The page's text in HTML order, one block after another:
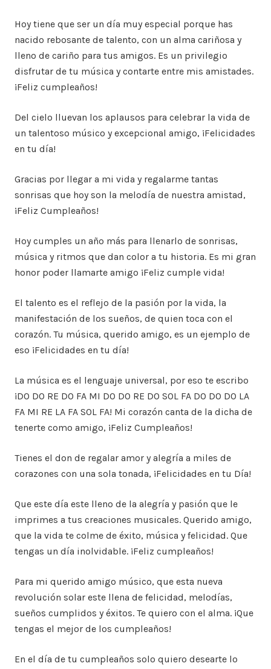
Hoy tiene que ser un día muy especial porque has
nacido rebosante de talento, con un alma cariñosa y
lleno de cariño para tus amigos. Es un privilegio
disfrutar de tu música y contarte entre mis amistades.
¡Feliz cumpleaños!
Del cielo lluevan los aplausos para celebrar la vida de
un talentoso músico y excepcional amigo, ¡Felicidades
en tu día!
Gracias por llegar a mi vida y regalarme tantas
sonrisas que hoy son la melodía de nuestra amistad,
¡Feliz Cumpleaños!
Hoy cumples un año más para llenarlo de sonrisas,
música y ritmos que dan color a tu historia. Es mi gran
honor poder llamarte amigo ¡Feliz cumple vida!
El talento es el reflejo de la pasión por la vida, la
manifestación de los sueños, de quien toca con el
corazón. Tu música, querido amigo, es un ejemplo de
eso ¡Felicidades en tu día!
La música es el lenguaje universal, por eso te escribo
¡DO DO RE DO FA MI DO DO RE DO SOL FA DO DO DO LA
FA MI RE LA FA SOL FA! Mi corazón canta de la dicha de
tenerte como amigo, ¡Feliz Cumpleaños!
Tienes el don de regalar amor y alegría a miles de
corazones con una sola tonada, ¡Felicidades en tu Día!
Que este día este lleno de la alegría y pasión que le
imprimes a tus creaciones musicales. Querido amigo,
que la vida te colme de éxito, música y felicidad. Que
tengas un día inolvidable. ¡Feliz cumpleaños!
Para mi querido amigo músico, que esta nueva
revolución solar este llena de felicidad, melodías,
sueños cumplidos y éxitos. Te quiero con el alma. ¡Que
tengas el mejor de los cumpleaños!
En el día de tu cumpleaños solo quiero desearte lo